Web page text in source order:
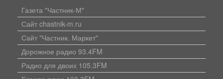
Газета "Частник-М"
Сайт chastnik-m.ru
Сайт "Частник. Маркет"
Дорожное радио 93.4FM
Радио для двоих 105.3FM